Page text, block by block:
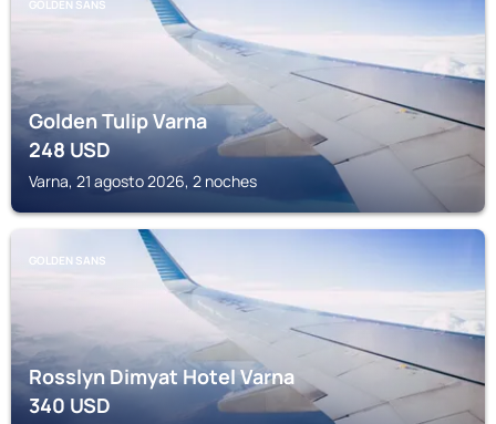
GOLDEN SANS
Golden Tulip Varna
248USD
Varna, 21 agosto 2026, 2 noches
GOLDEN SANS
Rosslyn Dimyat Hotel Varna
340USD